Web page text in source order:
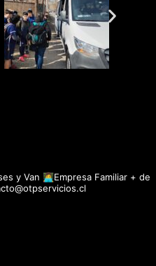
y Van 👩‍💻Empresa Familiar + de